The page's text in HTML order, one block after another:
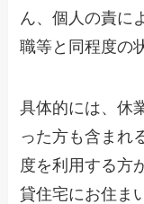
ん、個人の責に
職等と同程度の
具体的には、休
った方も含まれ
度を利用する方
貸住宅にお住ま